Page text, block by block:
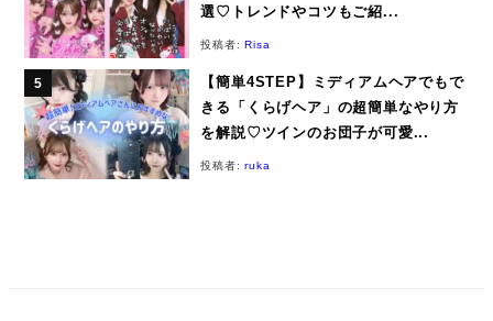
選♡トレンドやコツもご紹...
投稿者:Risa
【簡単4STEP】ミディアムヘアでもで
きる「くらげヘア」の超簡単なやり方
を解説♡ツインのお団子が可愛...
投稿者:ruka